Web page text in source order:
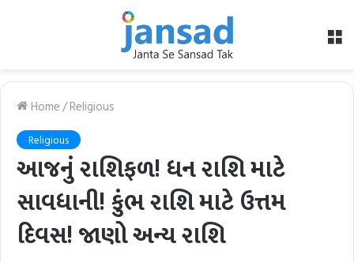
Home/Religious
Religious
આજનું રાશિફળ! ધન રાશિ માટે
સાવધાની! કુંભ રાશિ માટે ઉત્તમ
દિવસ! જાણો અન્ય રાશિ